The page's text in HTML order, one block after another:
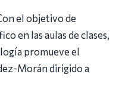
el objetivo de
en las aulas de clases,
promueve el
Morán dirigido a